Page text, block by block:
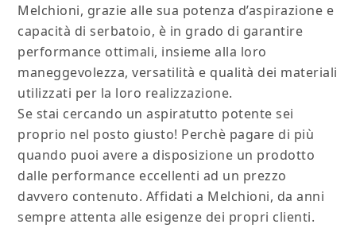
Melchioni, grazie alle sua potenza d’aspirazione e
capacità di serbatoio, è in grado di garantire
performance ottimali, insieme alla loro
maneggevolezza, versatilità e qualità dei materiali
utilizzati per la loro realizzazione.
Se stai cercando un aspiratutto potente sei
proprio nel posto giusto! Perchè pagare di più
quando puoi avere a disposizione un prodotto
dalle performance eccellenti ad un prezzo
davvero contenuto. Affidati a Melchioni, da anni
sempre attenta alle esigenze dei propri clienti.